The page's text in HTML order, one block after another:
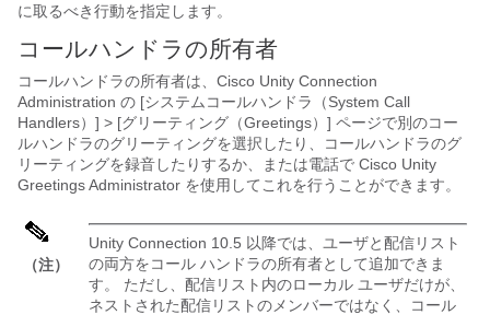
に取るべき行動を指定します。
コールハンドラの所有者
コールハンドラの所有者は、Cisco Unity Connection
Administration の [システムコールハンドラ（System Call
Handlers）] > [グリーティング（Greetings）] ページで別のコー
ルハンドラのグリーティングを選択したり、コールハンドラのグ
リーティングを録音したりするか、または電話で Cisco Unity
Greetings Administrator を使用してこれを行うことができます。
（注）
Unity Connection 10.5 以降では、ユーザと配信リスト
の両方をコール ハンドラの所有者として追加できま
す。 ただし、配信リスト内のローカル ユーザだけが、
ネストされた配信リストのメンバーではなく、コール